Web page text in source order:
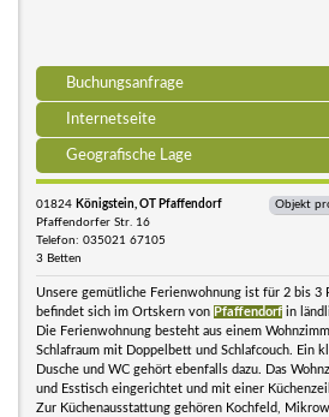
Buchungsanfrage
Internetseite
Geografische Lage
01824 Königstein, OT Pfaffendorf
Pfaffendorfer Str. 16
Telefon: 035021 67105
3 Betten
Objekt
Unsere gemütliche Ferienwohnung ist für 2 bis 3
befindet sich im Ortskern von Pfaffendorf in
Die Ferienwohnung besteht aus einem
Schlafraum mit Doppelbett und Schlafcouch. Ein
Dusche und WC gehört ebenfalls dazu. Das
und Esstisch eingerichtet und mit einer
Zur Küchenausstattung gehören Kochfeld,